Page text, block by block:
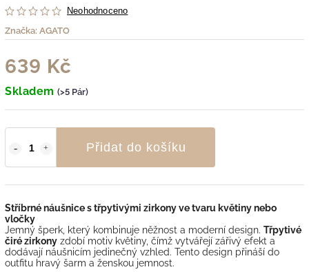
Neohodnoceno
Značka: AGATO
639 Kč
Skladem (>5 Pár)
Přidat do košíku
Stříbrné náušnice s třpytivými zirkony ve tvaru květiny nebo
vločky
Jemný šperk, který kombinuje něžnost a moderní design. Třpytivé
čiré zirkony zdobí motiv květiny, čímž vytvářejí zářivý efekt a
dodávají náušnicím jedinečný vzhled. Tento design přináší do
outfitu hravý šarm a ženskou jemnost.